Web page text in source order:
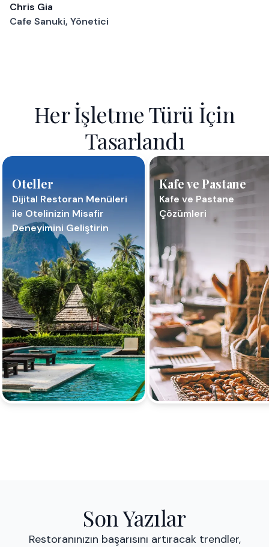
Chris Gia
Cafe Sanuki, Yönetici
Her İşletme Türü İçin
Tasarlandı
Oteller
Dijital Restoran Menüleri
ile Otelinizin Misafir
Deneyimini Geliştirin
Kafe ve Pastane
Kafe ve Pastane
Çözümleri
Son Yazılar
Restoranınızın başarısını artıracak trendler,